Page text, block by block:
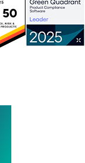
Berücksichtigung der
ein